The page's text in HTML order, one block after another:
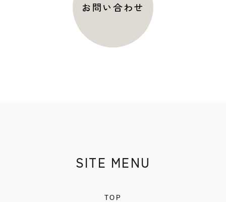
お問い合わせ
SITE MENU
TOP